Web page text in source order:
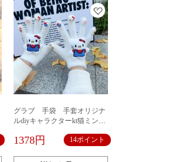
グラブ 手袋 手套オリジナ
ルdiyキャラクターkt猫ミンク
アウトドア防寒騎行タッチ保
1378円 14ポイント